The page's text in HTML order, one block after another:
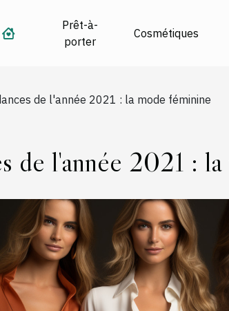
Prêt-à-
porter
Cosmétiques
de l'année 2021 : la mode féminine
de l'année 2021 :